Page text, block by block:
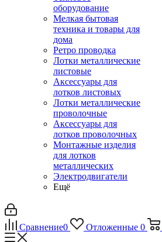
оборудование
Мелкая бытовая
техника и товары для
дома
Ретро проводка
Лотки металлические
листовые
Аксессуары для
лотков листовых
Лотки металлические
проволочные
Аксессуары для
лотков проволочных
Монтажные изделия
для лотков
металлических
Электродвигатели
Ещё
Сравнение0 Отложенные 0